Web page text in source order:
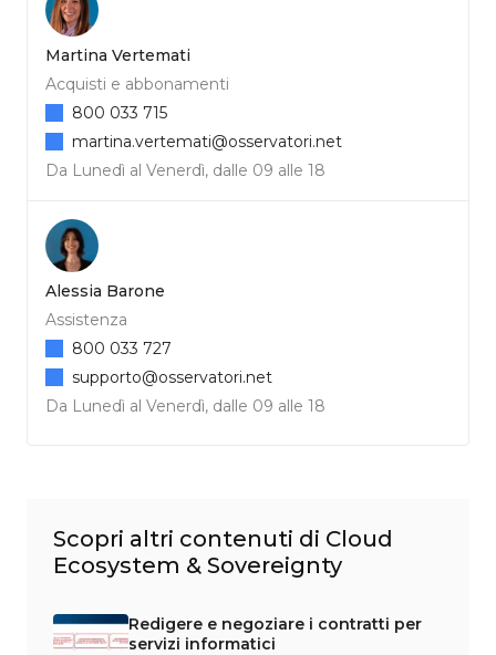
Martina Vertemati
Acquisti e abbonamenti
Da Lunedì al Venerdì, dalle 09 alle 18
800 033 715
martina.vertemati@osservatori.net
Alessia Barone
Assistenza
Da Lunedì al Venerdì, dalle 09 alle 18
800 033 727
supporto@osservatori.net
Scopri altri contenuti di Cloud
Ecosystem & Sovereignty
Redigere e negoziare i contratti per
servizi informatici